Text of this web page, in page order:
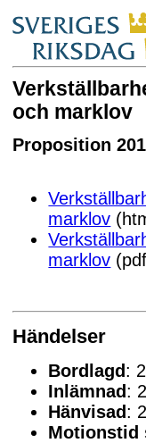
och marklov
Proposition
marklov
marklov
Händelser
Bordlagd:
Inlämnad:
Hänvisad:
Motionstid